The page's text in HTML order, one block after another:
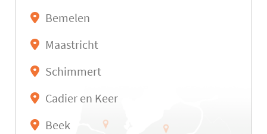
Bemelen
Maastricht
Schimmert
Cadier en Keer
Beek